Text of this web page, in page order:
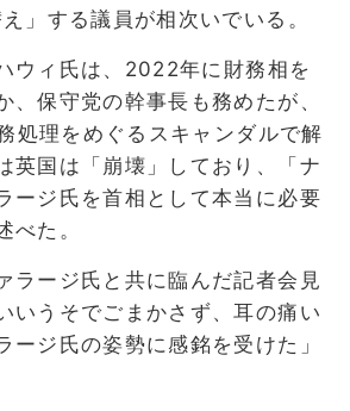
」する議員が相次いでいる。
ウィ氏は、2022年に財務相を
、保守党の幹事長も務めたが、
処理をめぐるスキャンダルで解
英国は「崩壊」しており、「ナ
ージ氏を首相として本当に必要
べた。
ラージ氏と共に臨んだ記者会見
いうそでごまかさず、耳の痛い
ージ氏の姿勢に感銘を受けた」